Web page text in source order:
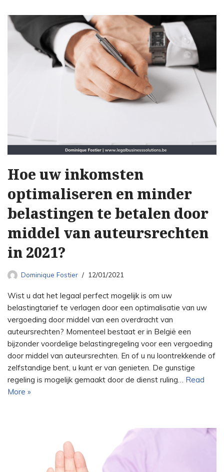
Hoe uw inkomsten
optimaliseren en minder
belastingen te betalen door
middel van auteursrechten
in 2021?
Dominique Fostier 12/01/2021
Wist u dat het legaal perfect mogelijk is om uw
belastingtarief te verlagen door een optimalisatie van uw
vergoeding door middel van een overdracht van
auteursrechten? Momenteel bestaat er in België een
bijzonder voordelige belastingregeling voor een vergoeding
door middel van auteursrechten. En of u nu loontrekkende of
zelfstandige bent, u kunt er van genieten. De gunstige
regeling is mogelijk gemaakt door de dienst ruling… Read
More »